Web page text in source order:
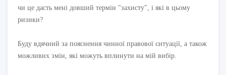
чи це дасть мені довший термін "захисту", і які в цьому
ризики?
Буду вдячний за пояснення чинної правової ситуації, а також
можливих змін, які можуть вплинути на мій вибір.